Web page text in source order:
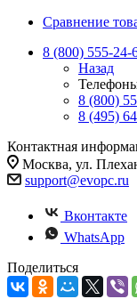
Сравнение
8 (800) 555-24-
Назад
8 (800)
8 (495)
Контактная
Москва, ул.
support@evopc.ru
Вконтакте
WhatsApp
Поделиться